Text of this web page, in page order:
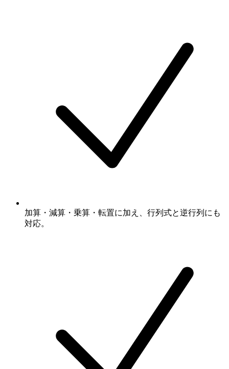
加算・減算・乗算・転置に加え、行列式と逆行列にも
対応。